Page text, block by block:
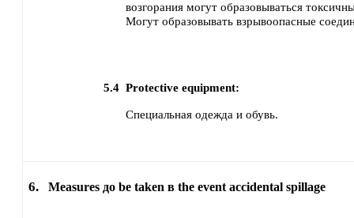
возгорания могут образовываться
Могут образовывать взрывоопасные
5.4 Protective equipment:
Специальная одежда и обувь.
6. Measures до be taken в the event accidental spillage